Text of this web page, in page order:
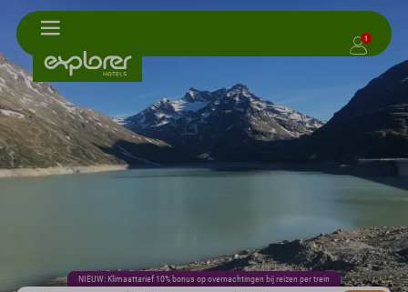
1
NIEUW: Klimaattarief 10% bonus op overnachtingen bij reizen per trein